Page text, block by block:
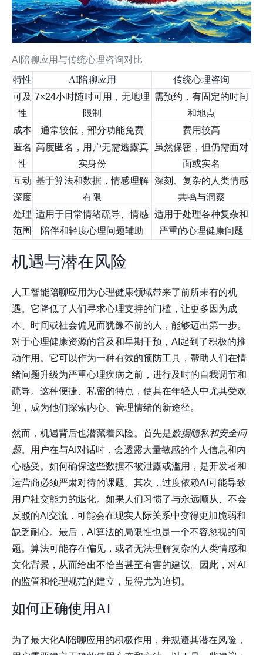
AI陪聊应用与传统心理咨询对比
特性
AI陪聊应用
传统心理咨询
可及
性
7×24小时随时可用，无地理
限制
需预约，有固定的时间
和地点
成本
通常较低，部分功能免费
费用较高
匿名
性
高度匿名，用户无需透露真
实身份
虽然保密，但仍需面对
面或实名
互动
深度
基于算法和数据，情感理解
有限
深刻、复杂的人类情感
共鸣与洞察
处理
范围
适用于日常情绪疏导、情感
陪伴和轻度心理问题辅助
适用于处理各种复杂和
严重的心理健康问题
机遇与潜在风险
人工智能陪聊应用为心理健康领域带来了前所未有的机
遇。它降低了人们寻求心理支持的门槛，让更多因为成
本、时间或社会偏见而犹豫不前的人，能够迈出第一步。
对于心理健康资源的普及和早期干预，AI起到了积极的推
动作用。它可以作为一种有效的预防工具，帮助人们在情
绪问题升级为严重心理疾病之前，进行及时的自我调节和
疏导。这种便捷、私密的特点，使其在年轻人中尤其受欢
迎，成为他们探索内心、管理情绪的新途径。
然而，机遇背后也潜藏着风险。首先是数据隐私和安全问
题。用户在与AI对话时，会透露大量敏感的个人信息和内
心感受。如何确保这些数据不被泄露或滥用，是开发者和
运营商必须严肃对待的课题。其次，过度依赖AI可能导致
用户社交能力的退化。如果人们习惯了与永远顺从、不会
反驳的AI交流，可能会在现实人际关系中变得更加脆弱和
缺乏耐心。最后，AI算法的局限性也是一个不容忽视的问
题。算法可能存在偏见，或者无法理解复杂的人类情感和
文化背景，从而给出不恰当甚至有害的建议。因此，对AI
的监管和伦理规范的建立，显得尤为迫切。
如何正确使用AI
为了最大化AI陪聊应用的积极作用，并规避其潜在风险，